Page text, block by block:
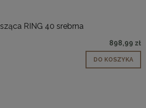
RING 40 srebrna
898,99 zł
DO KOSZYKA